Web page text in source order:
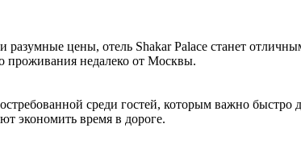
разумные цены, отель Shakar Palace станет
проживания недалеко от Москвы.
среди гостей, которым важно быстро
экономить время в дороге.